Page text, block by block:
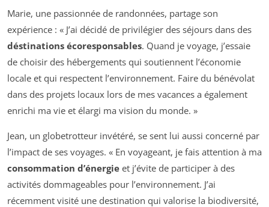
Marie, une passionnée de randonnées, partage son
expérience : « J’ai décidé de privilégier des séjours dans des
déstinations écoresponsables. Quand je voyage, j’essaie
de choisir des hébergements qui soutiennent l’économie
locale et qui respectent l’environnement. Faire du bénévolat
dans des projets locaux lors de mes vacances a également
enrichi ma vie et élargi ma vision du monde. »
Jean, un globetrotteur invétéré, se sent lui aussi concerné par
l’impact de ses voyages. « En voyageant, je fais attention à ma
consommation d’énergie et j’évite de participer à des
activités dommageables pour l’environnement. J’ai
récemment visité une destination qui valorise la biodiversité,